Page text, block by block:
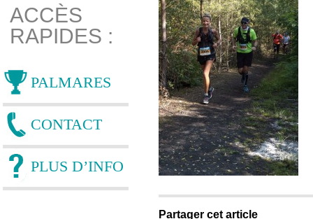
ACCÈS
RAPIDES :
PALMARES
CONTACT
PLUS D’INFO
Partager cet article